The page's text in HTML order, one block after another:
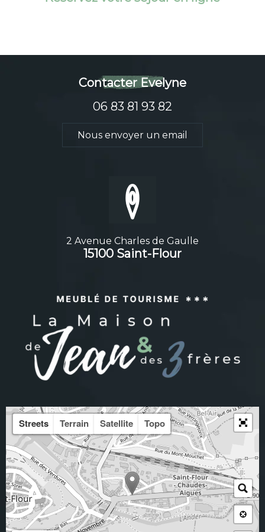
Contacter Evelyne
06 83 81 93 82
Nous envoyer un email
2 Avenue Charles de Gaulle
15100 Saint-Flour
Streets Terrain Satellite Topo